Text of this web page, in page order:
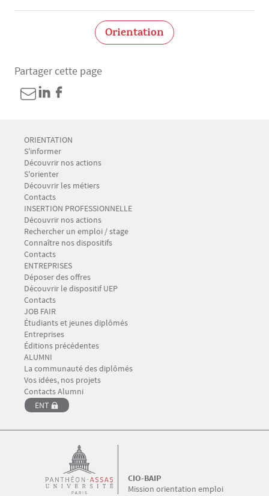
Orientation
Partager cette page
Menu Footer CIO-BAIP 1
ORIENTATION
S'informer
Découvrir nos actions
S'orienter
Découvrir les métiers
Contacts
Menu Footer CIO-BAIP 2
INSERTION PROFESSIONNELLE
Découvrir nos actions
Rechercher un emploi / stage
Connaître nos dispositifs
Contacts
Menu Footer CIO-BAIP 3
ENTREPRISES
Déposer des offres
Découvrir le dispositif UEP
Contacts
Menu Footer CIO-BAIP 4
JOB FAIR
Étudiants et jeunes diplômés
Entreprises
Éditions précédentes
Menu Footer CIO-BAIP 5
ALUMNI
La communauté des diplômés
Vos idées, nos projets
Contacts Alumni
ENT
Mission orientation emploi
CIO-BAIP